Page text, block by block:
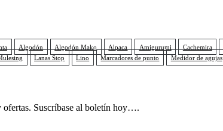
Algodón Algodón Mako Alpaca Amigurumi Cachemira
Lanas Stop Lino Marcadores de punto Medidor de agujas
ofertas. Suscríbase al boletín hoy….